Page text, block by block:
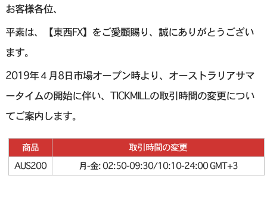
お客様各位、
平素は、【東西FX】をご愛顧賜り、誠にありがとうござい
ます。
2019年４月8日市場オープン時より、オーストラリアサマ
ータイムの開始に伴い、TICKMILLの取引時間の変更につい
てご案内します。
商品
取引時間の変更
AUS200
月-金: 02:50-09:30/10:10-24:00 GMT+3